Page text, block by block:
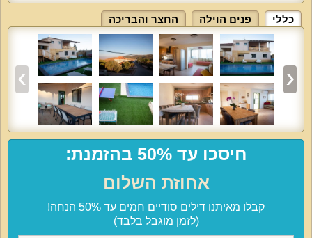
כללי פנים הוילה החצר והבריכה
חיסכו עד 50% בהזמנת:
אחוזת השלום
קבלו מאיתנו דילים סודיים חמים עד 50% הנחה!
(לזמן מוגבל בלבד)